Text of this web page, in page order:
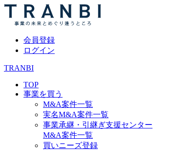
会員登録
ログイン
TRANBI
TOP
事業を買う
M&A案件一覧
実名M&A案件一覧
事業承継・引継ぎ支援センター
M&A案件一覧
買いニーズ登録